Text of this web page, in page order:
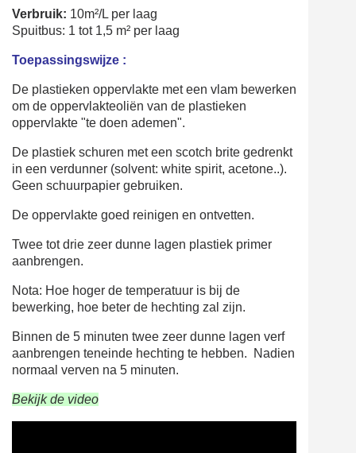
Verbruik: 10m²/L per laag
Spuitbus: 1 tot 1,5 m² per laag
Toepassingswijze :
De plastieken oppervlakte met een vlam bewerken
om de oppervlakteoliën van de plastieken
oppervlakte "te doen ademen".
De plastiek schuren met een scotch brite gedrenkt
in een verdunner (solvent: white spirit, acetone..).
Geen schuurpapier gebruiken.
De oppervlakte goed reinigen en ontvetten.
Twee tot drie zeer dunne lagen plastiek primer
aanbrengen.
Nota: Hoe hoger de temperatuur is bij de
bewerking, hoe beter de hechting zal zijn.
Binnen de 5 minuten twee zeer dunne lagen verf
aanbrengen teneinde hechting te hebben. Nadien
normaal verven na 5 minuten.
Bekijk de video